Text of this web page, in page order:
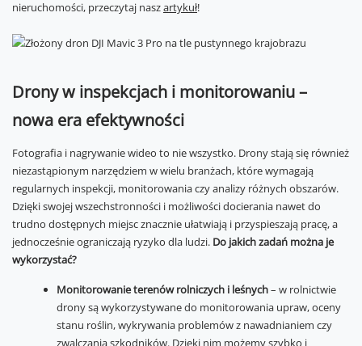
nieruchomości, przeczytaj naszartykuł!
Drony w inspekcjach i monitorowaniu –
nowa era efektywności
Fotografia i nagrywanie wideo to nie wszystko. Drony stają się również
niezastąpionym narzędziem w wielu branżach, które wymagają
regularnych inspekcji, monitorowania czy analizy różnych obszarów.
Dzięki swojej wszechstronności i możliwości docierania nawet do
trudno dostępnych miejsc znacznie ułatwiają i przyspieszają pracę, a
jednocześnie ograniczają ryzyko dla ludzi. Do jakich zadań można je
wykorzystać?
Monitorowanie terenów rolniczych i leśnych– w rolnictwie
drony są wykorzystywane do monitorowania upraw, oceny
stanu roślin, wykrywania problemów z nawadnianiem czy
zwalczania szkodników. Dzięki nim możemy szybko i